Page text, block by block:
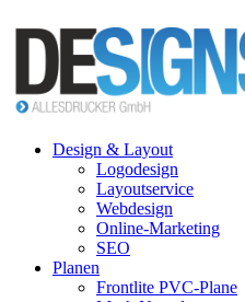
Design & Layout
Logodesign
Layoutservice
Webdesign
Online-Marketing
SEO
Planen
Frontlite PVC-Plane